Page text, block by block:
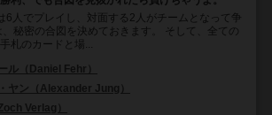
6人でプレイし、対面する2人がチームとなって争
秘密の合図を決めておきます。 そして、全ての
札のカードと場...
ル（Daniel Fehr）
ヤン（Alexander Jung）
Verlag）